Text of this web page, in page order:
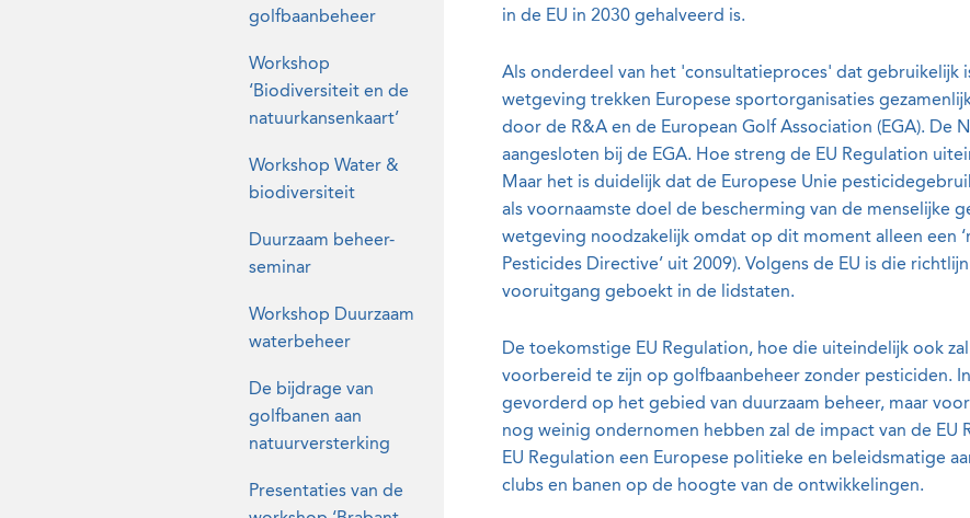
in de EU in 2030 gehalveerd is.
Als onderdeel van het 'consultatieproces' dat gebruikelijk
wetgeving trekken Europese sportorganisaties
door de R&A en de European Golf Association (EGA). De
aangesloten bij de EGA. Hoe streng de EU Regulation
Maar het is duidelijk dat de Europese Unie
als voornaamste doel de bescherming van de menselijke
wetgeving noodzakelijk omdat op dit moment alleen een
Pesticides Directive’ uit 2009). Volgens de EU is die
vooruitgang geboekt in de lidstaten.
De toekomstige EU Regulation, hoe die uiteindelijk ook
voorbereid te zijn op golfbaanbeheer zonder pesticiden.
gevorderd op het gebied van duurzaam beheer, maar
nog weinig ondernomen hebben zal de impact van de EU
EU Regulation een Europese politieke en beleidsmatige
clubs en banen op de hoogte van de ontwikkelingen.
golfbaanbeheer
Workshop
‘Biodiversiteit en de
natuurkansenkaart’
Workshop Water &
biodiversiteit
Duurzaam beheer-
seminar
Workshop Duurzaam
waterbeheer
De bijdrage van
golfbanen aan
natuurversterking
Presentaties van de